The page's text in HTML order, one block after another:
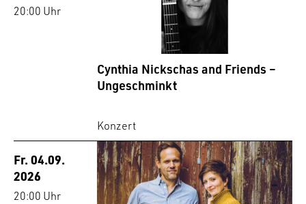
20:00 Uhr
Cynthia Nickschas and Friends –
Ungeschminkt
Konzert
Fr. 04.09.
2026
20:00 Uhr